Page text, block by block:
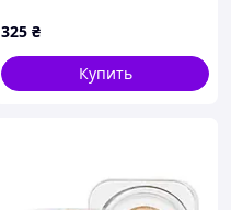
325 ₴
Купить